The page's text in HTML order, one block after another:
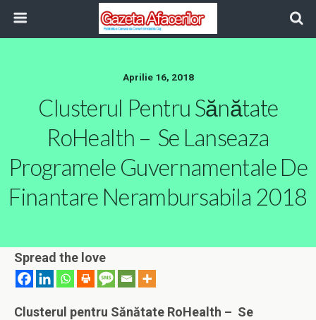
Aprilie 16, 2018
Clusterul Pentru Sănătate
RoHealth – Se Lanseaza
Programele Guvernamentale De
Finantare Nerambursabila 2018
Spread the love
Clusterul pentru Sănătate RoHealth – Se